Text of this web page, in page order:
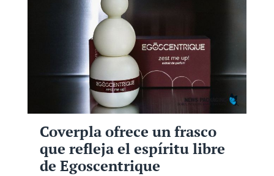
Coverpla ofrece un frasco
que refleja el espíritu libre
de Egoscentrique